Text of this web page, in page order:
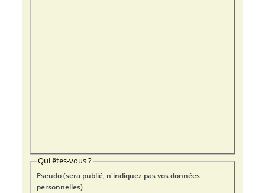
Qui êtes-vous ?
Pseudo (sera publié, n'indiquez pas vos données
personnelles)